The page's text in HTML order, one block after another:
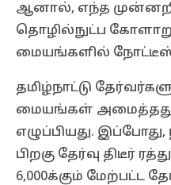
ஆனால், எந்த
தொழில்நுட்ப
மையங்களில் நோட்டீஸ்
தமிழ்நாட்டு
மையங்கள்
எழுப்பியது.
பிறகு தேர்வு திடீர்
6,000க்கும் மேற்பட்ட